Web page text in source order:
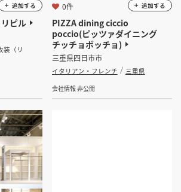
ピル
装（リ
追加する
PIZZA dining ciccio
poccio(ピッツァダイニング
チッチョポッチョ)
三重県四日市市
イタリアン・フレンチ
三重県
会社情報 非公開
0件 追加する